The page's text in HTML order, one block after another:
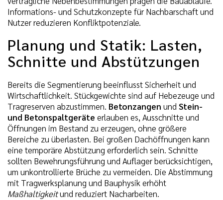
Informations- und Schutzkonzepte für Nachbarschaft und
Nutzer reduzieren Konfliktpotenziale.
Planung und Statik: Lasten,
Schnitte und Abstützungen
Bereits die Segmentierung beeinflusst Sicherheit und
Wirtschaftlichkeit. Stückgewichte sind auf Hebezeuge und
Tragreserven abzustimmen. Betonzangen und Stein-
und Betonspaltgeräte erlauben es, Ausschnitte und
Öffnungen im Bestand zu erzeugen, ohne größere
Bereiche zu überlasten. Bei großen Dachöffnungen kann
eine temporäre Abstützung erforderlich sein. Schnitte
sollten Bewehrungsführung und Auflager berücksichtigen,
um unkontrollierte Brüche zu vermeiden. Die Abstimmung
mit Tragwerksplanung und Bauphysik erhöht
Maßhaltigkeitund reduziert Nacharbeiten.